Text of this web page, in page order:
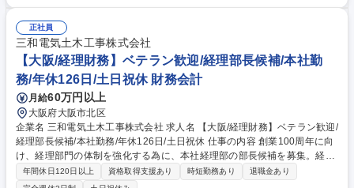
成） ■NTTおよび東京センチュリーへの決算データ報告、経営幹部への決
算情報のレポート ■各種財務施策の検討、新サービス等に係る会計処理の
整理 ■税務申告、税務調査対応、国際税務関連、固定資産経理業務 ■営業
部門が提案する新しいビジネスに対する会計・税務的支援 募集職種 【経
理】NTTグループ安定基盤/内製化のコアメンバー/グローバル税務/連結決
算
正社員
三和電気土木工事株式会社
【大阪/経理財務】ベテラン歓迎/経理部長候補/本社勤
務/年休126日/土日祝休 財務会計
月給60万円以上
大阪府大阪市北区
企業名 三和電気土木工事株式会社 求人名 【大阪/経理財務】ベテラン歓迎/
経理部長候補/本社勤務/年休126日/土日祝休 仕事の内容 創業100周年に向
け、経理部門の体制を強化する為に、本社経理部の部長候補を募集。経理
の実務業務も行っていただきますが、将来的には全社の数字を把握し経営
戦略に繋がる役割を担っていただきます。 【直近お任せする業務】■年次
年間休日120日以上 資格取得支援あり 時短勤務あり
退職金あり